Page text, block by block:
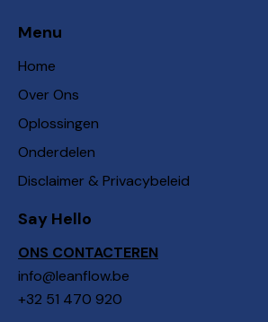
Menu
Home
Over Ons
Oplossingen
Onderdelen
Disclaimer & Privacybeleid
Say Hello
ONS CONTACTEREN
info@leanflow.be
+32 51 470 920